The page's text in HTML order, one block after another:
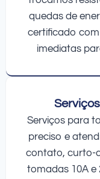
quedas de
certificado
imediatas
Serviços para
preciso e
contato, curto-
tomadas 10A e